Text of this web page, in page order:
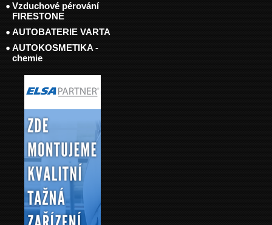
Vzduchové pérování
FIRESTONE
AUTOBATERIE VARTA
AUTOKOSMETIKA -
chemie